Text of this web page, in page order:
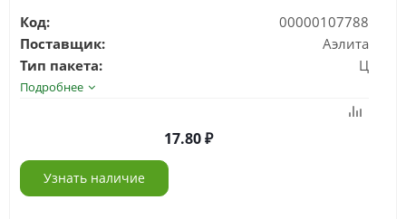
Код:
00000107788
Поставщик:
Аэлита
Тип пакета:
Ц
Подробнее
17.80
Узнать наличие